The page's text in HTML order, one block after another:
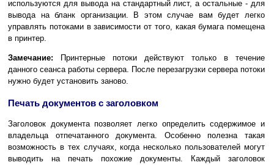
используются для вывода на стандартный лист, а остальные - для
вывода на бланк организации. В этом случае вам будет легко
управлять потоками в зависимости от того, какая бумага помещена
в принтер.
Замечание: Принтерные потоки действуют только в течение
данного сеанса работы сервера. После перезагрузки сервера потоки
нужно будет установить заново.
Печать документов с заголовком
Заголовок документа позволяет легко определить содержимое и
владельца отпечатанного документа. Особенно полезна такая
возможность в тех случаях, когда несколько пользователей могут
выводить на печать похожие документы. Каждый заголовок